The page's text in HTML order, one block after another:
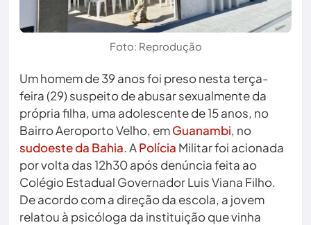
Foto: Reprodução
Um homem de 39 anos foi preso nesta terça-
feira (29) suspeito de abusar sexualmente da
própria filha, uma adolescente de 15 anos, no
Bairro Aeroporto Velho, emGuanambi, no
sudoeste da Bahia. APolícia Militar foi acionada
por volta das 12h30 após denúncia feita ao
Colégio Estadual Governador Luis Viana Filho.
De acordo com a direção da escola, a jovem
relatou à psicóloga da instituição que vinha